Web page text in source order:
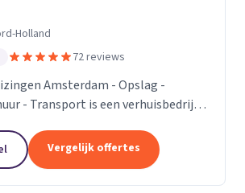
Holland
72 reviews
Amsterdam - Opslag -
- Transport is een verhuisbedrijf
Vergelijk offertes